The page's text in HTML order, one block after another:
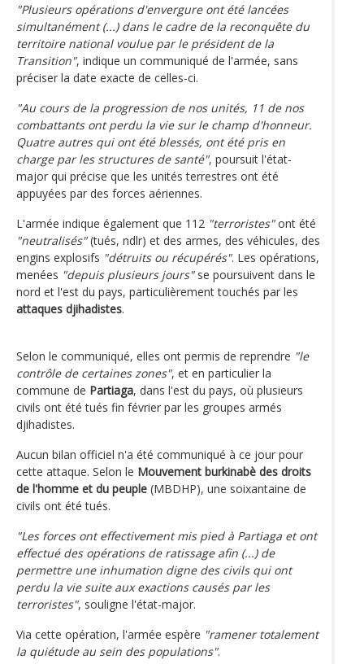
"Plusieurs opérations d'envergure ont été lancées
simultanément (...) dans le cadre de la reconquête du
territoire national voulue par le président de la
Transition", indique un communiqué de l'armée, sans
préciser la date exacte de celles-ci.
"Au cours de la progression de nos unités, 11 de nos
combattants ont perdu la vie sur le champ d'honneur.
Quatre autres qui ont été blessés, ont été pris en
charge par les structures de santé", poursuit l'état-
major qui précise que les unités terrestres ont été
appuyées par des forces aériennes.
L'armée indique également que 112 "terroristes"ont été
"neutralisés"(tués, ndlr) et des armes, des véhicules, des
engins explosifs "détruits ou récupérés". Les opérations,
menées "depuis plusieurs jours"se poursuivent dans le
nord et l'est du pays, particulièrement touchés par les
attaques djihadistes.
Selon le communiqué, elles ont permis de reprendre "le
contrôle de certaines zones", et en particulier la
commune de Partiaga, dans l'est du pays, où plusieurs
civils ont été tués fin février par les groupes armés
djihadistes.
Aucun bilan officiel n'a été communiqué à ce jour pour
cette attaque. Selon le Mouvement burkinabè des droits
de l'homme et du peuple (MBDHP), une soixantaine de
civils ont été tués.
"Les forces ont effectivement mis pied à Partiaga et ont
effectué des opérations de ratissage afin (...) de
permettre une inhumation digne des civils qui ont
perdu la vie suite aux exactions causés par les
terroristes", souligne l'état-major.
Via cette opération, l'armée espère "ramener totalement
la quiétude au sein des populations".